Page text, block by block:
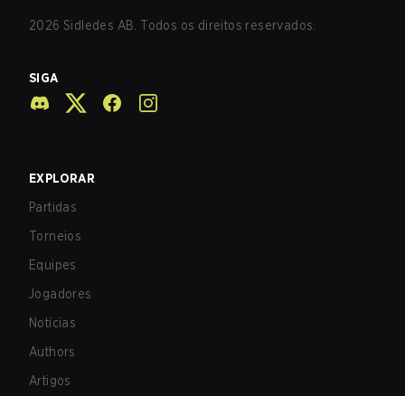
2026 Sidledes AB. Todos os direitos reservados.
SIGA
EXPLORAR
Partidas
Torneios
Equipes
Jogadores
Notícias
Authors
Artigos